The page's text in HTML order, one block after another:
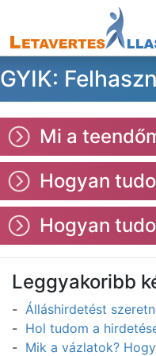
GYIK:
Mi a
Hogyan
Hogyan
Leggyakoribb
Álláshirdetést
Hol tudom a
Mik a vázlatok?